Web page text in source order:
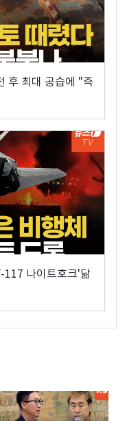
후 최대 공습에 "즉
나이트호크'닮